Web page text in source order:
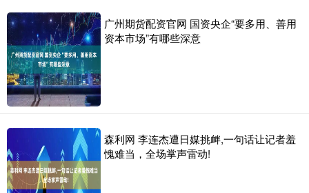
广州期货配资官网 国资央企“要多用、善用
资本市场”有哪些深意
森利网 李连杰遭日媒挑衅,一句话让记者羞
愧难当，全场掌声雷动!